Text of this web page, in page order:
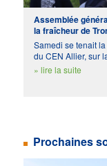
Assemblée
la fraîcheur de
Samedi se tenait
du CEN Allier, sur
» lire la suite
Prochaines